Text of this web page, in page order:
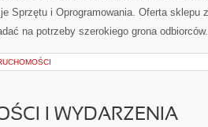
Sprzętu i Oprogramowania. Oferta sklepu
na potrzeby szerokiego grona
I WYDARZENIA